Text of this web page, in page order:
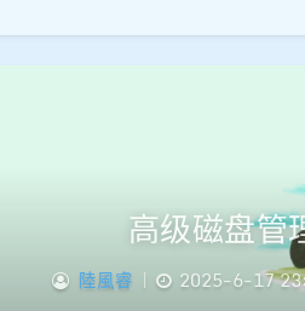
高级磁盘管
陸風睿 | 2025-6-17